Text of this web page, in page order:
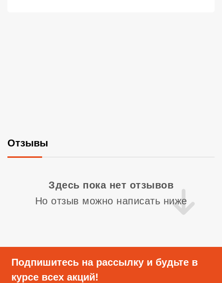
Отзывы
Здесь пока нет отзывов
Но отзыв можно написать ниже
Подпишитесь на рассылку и будьте в
курсе всех акций!